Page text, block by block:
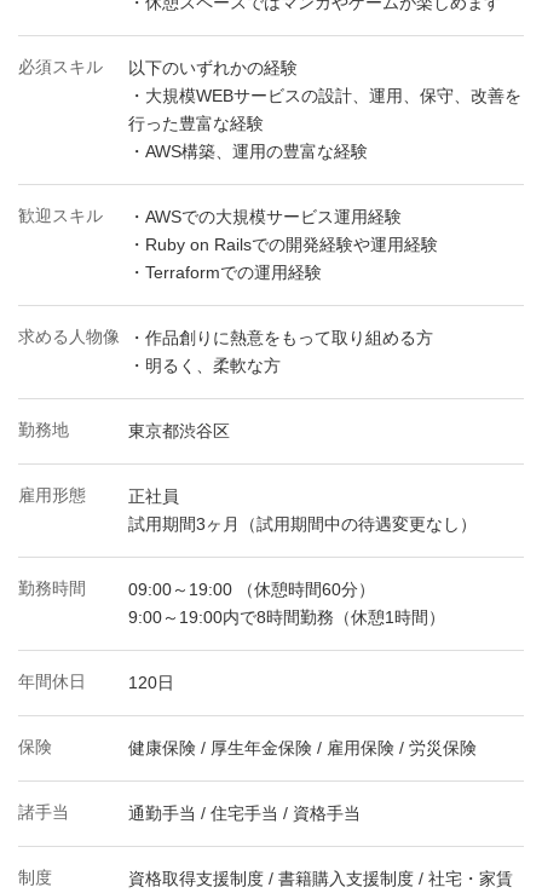
必須スキル
以下のいずれかの経験
・大規模WEBサービスの設計、運用、保守、改善を
行った豊富な経験
・AWS構築、運用の豊富な経験
歓迎スキル
・AWSでの大規模サービス運用経験
・Ruby on Railsでの開発経験や運用経験
・Terraformでの運用経験
求める人物像
・作品創りに熱意をもって取り組める方
・明るく、柔軟な方
勤務地 東京都渋谷区
雇用形態
正社員
試用期間3ヶ月（試用期間中の待遇変更なし）
勤務時間
09:00～19:00 （休憩時間60分）
9:00～19:00内で8時間勤務（休憩1時間）
年間休日 120日
保険 健康保険 / 厚生年金保険 / 雇用保険 / 労災保険
諸手当 通勤手当 / 住宅手当 / 資格手当
制度
資格取得支援制度 / 書籍購入支援制度 / 社宅・家賃